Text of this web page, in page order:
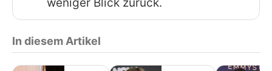
In diesem Artikel